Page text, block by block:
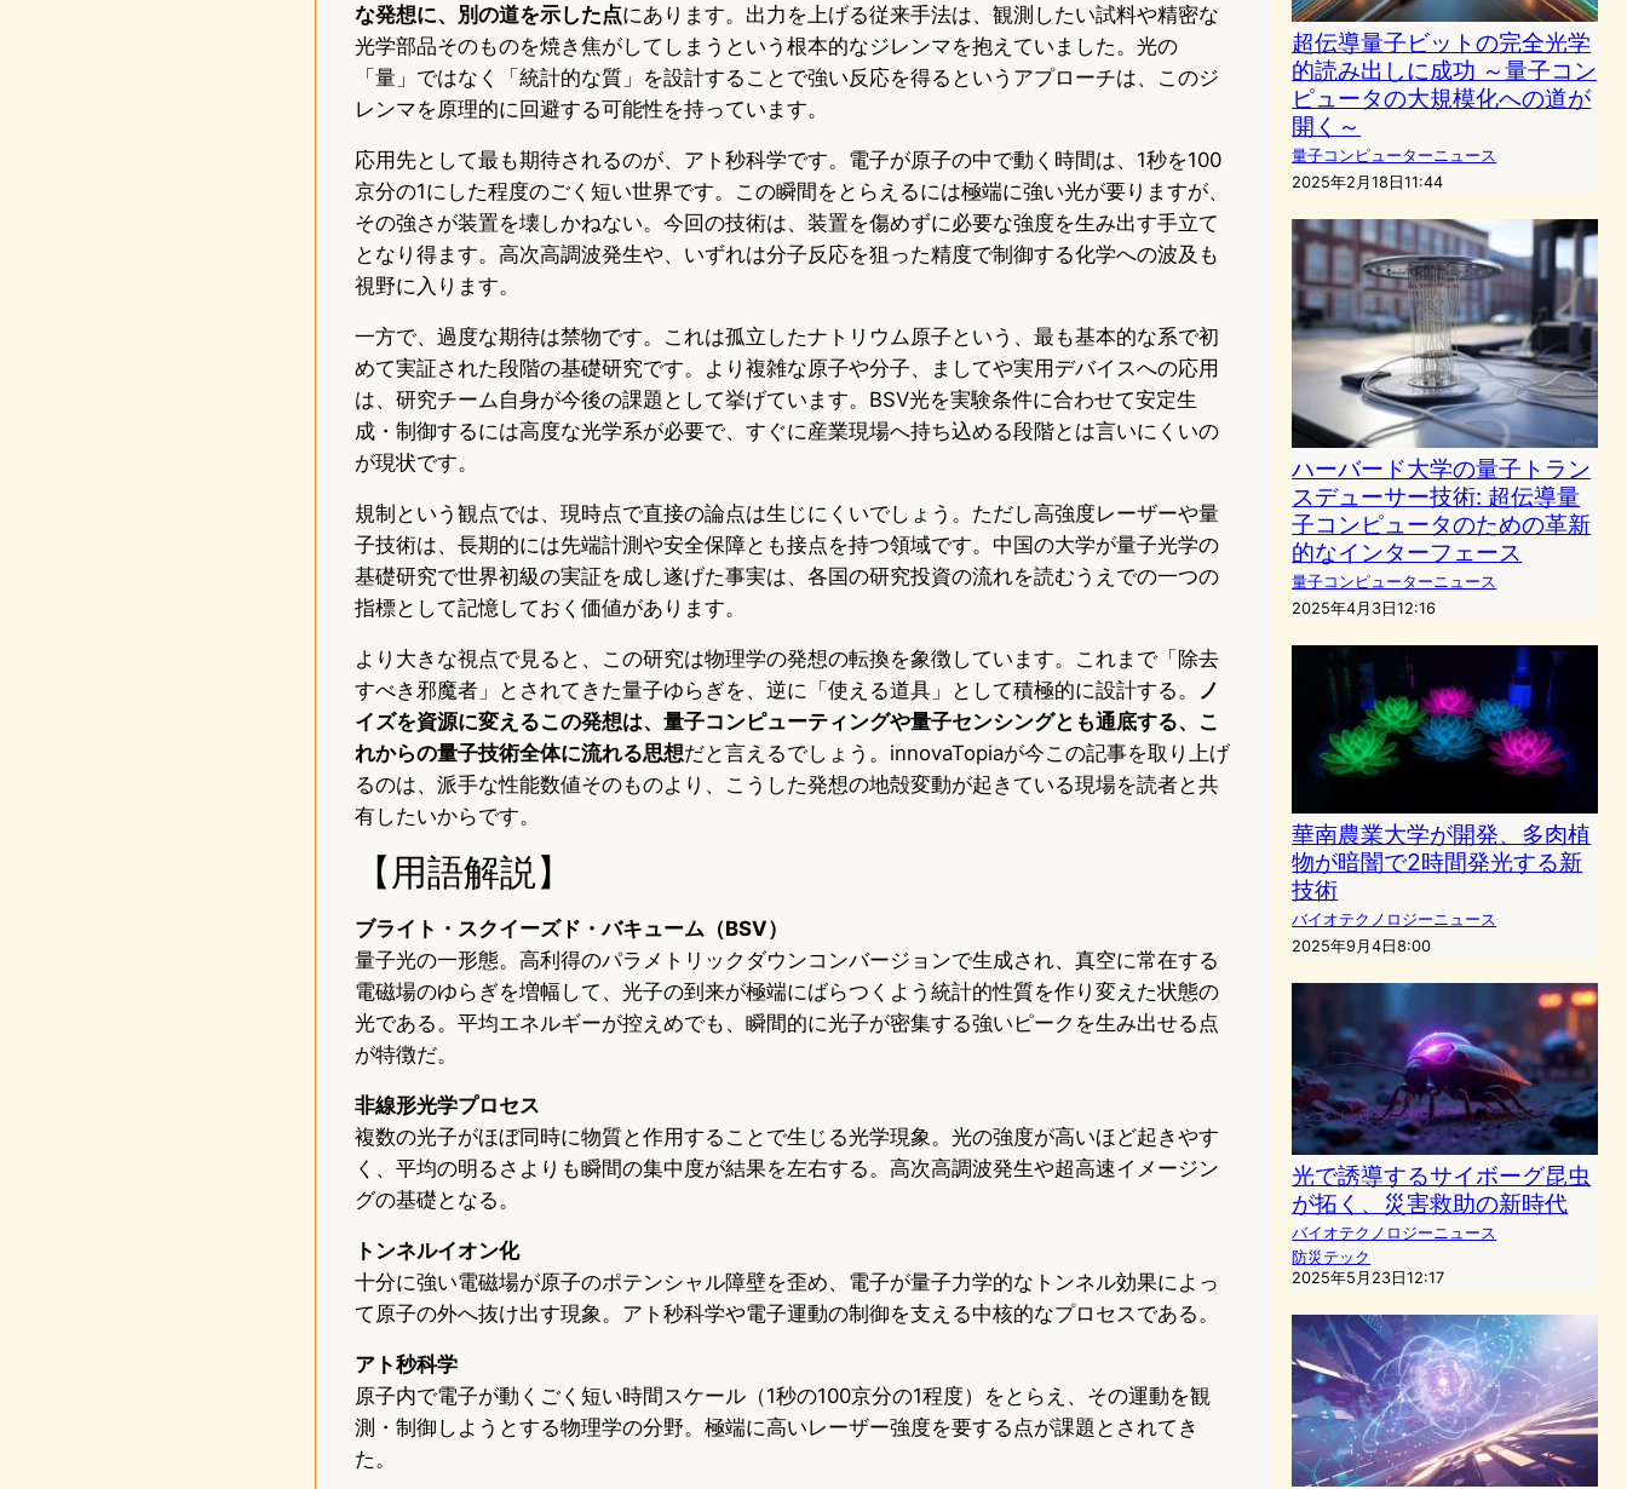
な発想に、別の道を示した点にあります。出力を上げる従来手法は、観測したい試料や精密な
光学部品そのものを焼き焦がしてしまうという根本的なジレンマを抱えていました。光の
「量」ではなく「統計的な質」を設計することで強い反応を得るというアプローチは、このジ
レンマを原理的に回避する可能性を持っています。
応用先として最も期待されるのが、アト秒科学です。電子が原子の中で動く時間は、1秒を100
京分の1にした程度のごく短い世界です。この瞬間をとらえるには極端に強い光が要りますが、
その強さが装置を壊しかねない。今回の技術は、装置を傷めずに必要な強度を生み出す手立て
となり得ます。高次高調波発生や、いずれは分子反応を狙った精度で制御する化学への波及も
視野に入ります。
一方で、過度な期待は禁物です。これは孤立したナトリウム原子という、最も基本的な系で初
めて実証された段階の基礎研究です。より複雑な原子や分子、ましてや実用デバイスへの応用
は、研究チーム自身が今後の課題として挙げています。BSV光を実験条件に合わせて安定生
成・制御するには高度な光学系が必要で、すぐに産業現場へ持ち込める段階とは言いにくいの
が現状です。
規制という観点では、現時点で直接の論点は生じにくいでしょう。ただし高強度レーザーや量
子技術は、長期的には先端計測や安全保障とも接点を持つ領域です。中国の大学が量子光学の
基礎研究で世界初級の実証を成し遂げた事実は、各国の研究投資の流れを読むうえでの一つの
指標として記憶しておく価値があります。
より大きな視点で見ると、この研究は物理学の発想の転換を象徴しています。これまで「除去
すべき邪魔者」とされてきた量子ゆらぎを、逆に「使える道具」として積極的に設計する。
ノ
イズを資源に変えるこの発想は、量子コンピューティングや量子センシングとも通底する、こ
れからの量子技術全体に流れる思想だと言えるでしょう。innovaTopiaが今この記事を取り上げ
るのは、派手な性能数値そのものより、こうした発想の地殻変動が起きている現場を読者と共
有したいからです。
【用語解説】
ブライト・スクイーズド・バキューム（BSV）
量子光の一形態。高利得のパラメトリックダウンコンバージョンで生成され、真空に常在する
電磁場のゆらぎを増幅して、光子の到来が極端にばらつくよう統計的性質を作り変えた状態の
光である。平均エネルギーが控えめでも、瞬間的に光子が密集する強いピークを生み出せる点
が特徴だ。
非線形光学プロセス
複数の光子がほぼ同時に物質と作用することで生じる光学現象。光の強度が高いほど起きやす
く、平均の明るさよりも瞬間の集中度が結果を左右する。高次高調波発生や超高速イメージン
グの基礎となる。
トンネルイオン化
十分に強い電磁場が原子のポテンシャル障壁を歪め、電子が量子力学的なトンネル効果によっ
て原子の外へ抜け出す現象。アト秒科学や電子運動の制御を支える中核的なプロセスである。
アト秒科学
原子内で電子が動くごく短い時間スケール（1秒の100京分の1程度）をとらえ、その運動を観
測・制御しようとする物理学の分野。極端に高いレーザー強度を要する点が課題とされてき
た。
超伝導量子ビットの完全光学
的読み出しに成功 ～量子コン
ピュータの大規模化への道が
開く～
量子コンピューターニュース
2025年2月18日11:44
ハーバード大学の量子トラン
スデューサー技術: 超伝導量
子コンピュータのための革新
的なインターフェース
量子コンピューターニュース
2025年4月3日12:16
華南農業大学が開発、多肉植
物が暗闇で2時間発光する新
技術
バイオテクノロジーニュース
2025年9月4日8:00
光で誘導するサイボーグ昆虫
が拓く、災害救助の新時代
バイオテクノロジーニュース
防災テック
2025年5月23日12:17